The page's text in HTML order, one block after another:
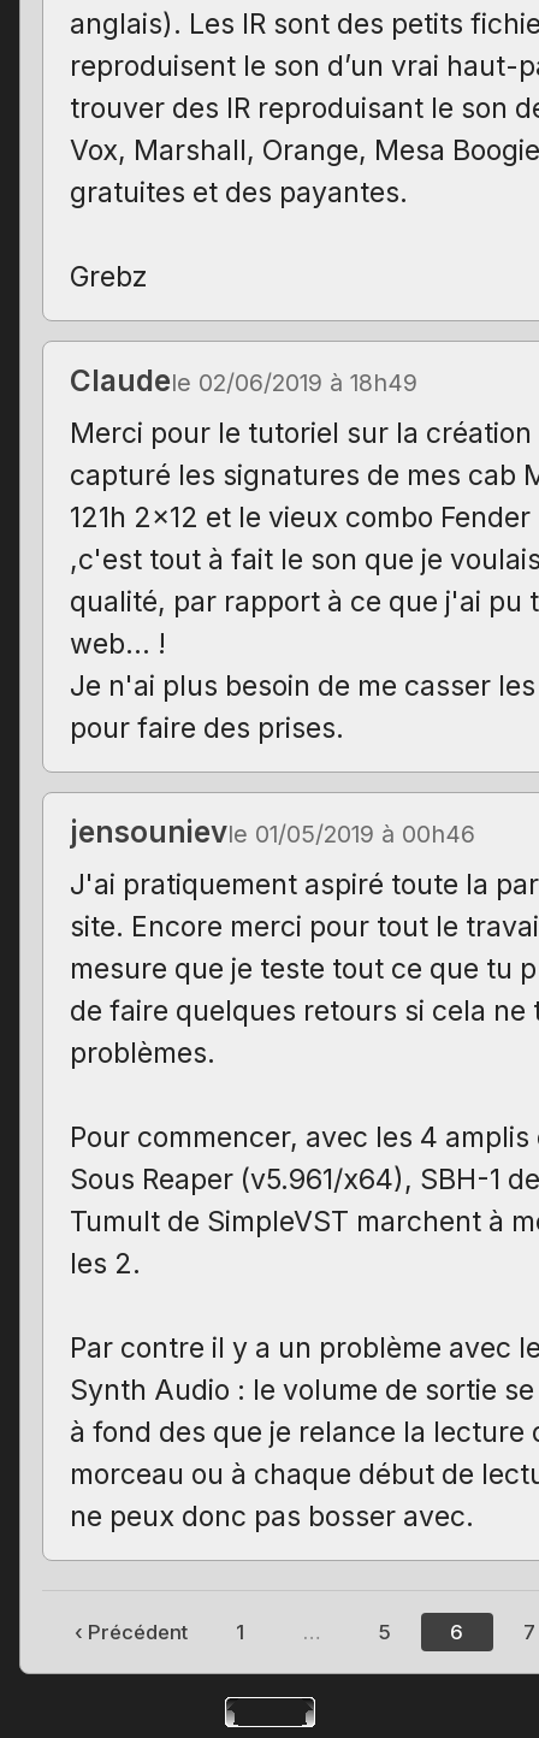
anglais). Les IR sont des petits
reproduisent le son d’un vrai haut-
trouver des IR reproduisant le son
Vox, Marshall, Orange, Mesa
gratuites et des payantes.
Grebz
Claudele 02/06/2019 à 18h49
Merci pour le tutoriel sur la
capturé les signatures de mes cab
121h 2x12 et le vieux combo
,c'est tout à fait le son que je
qualité, par rapport à ce que j'ai pu
web… !
Je n'ai plus besoin de me casser
pour faire des prises.
jensounievle 01/05/2019 à 00h46
J'ai pratiquement aspiré toute la
site. Encore merci pour tout le
mesure que je teste tout ce que tu
de faire quelques retours si cela ne
problèmes.
Pour commencer, avec les 4 amplis
Sous Reaper (v5.961/x64), SBH-1
Tumult de SimpleVST marchent à
les 2.
Par contre il y a un problème avec
Synth Audio : le volume de sortie
à fond des que je relance la lecture
morceau ou à chaque début de
ne peux donc pas bosser avec.
‹ Précédent 1 … 5 6 7